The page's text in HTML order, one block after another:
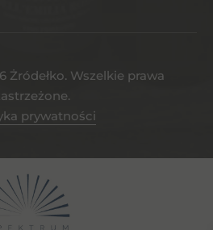
Żródełko. Wszelkie prawa
prywatności